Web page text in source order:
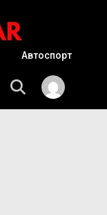
Автоспорт